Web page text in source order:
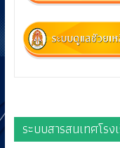
ระบบสารสนเทศโร